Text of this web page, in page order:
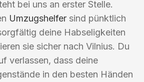
bei uns an erster Stelle.
Umzugshelfer sind pünktlich
deine Habseligkeiten
sie sicher nach Vilnius. Du
verlassen, dass deine
in den besten Händen